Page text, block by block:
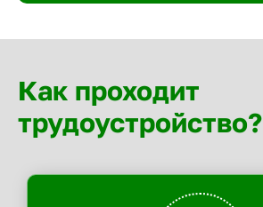
Как проходит
трудоустройство?